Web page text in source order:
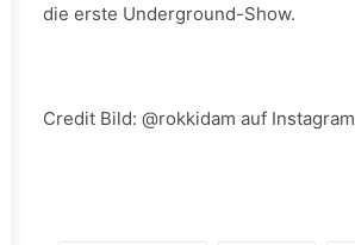
die erste Underground-Show.
Credit Bild: @rokkidam auf Instagram